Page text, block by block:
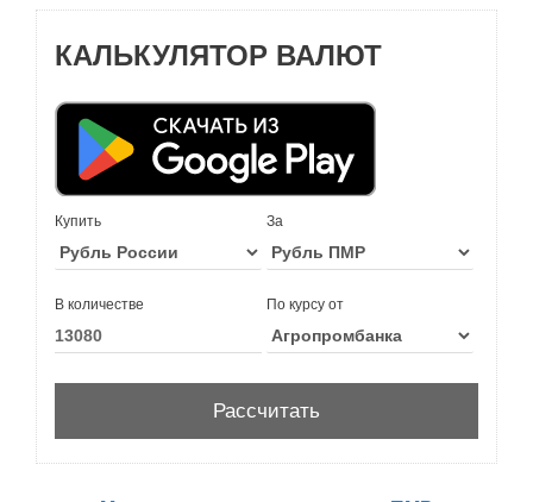
КАЛЬКУЛЯТОР ВАЛЮТ
Купить За
В количестве По курсу от